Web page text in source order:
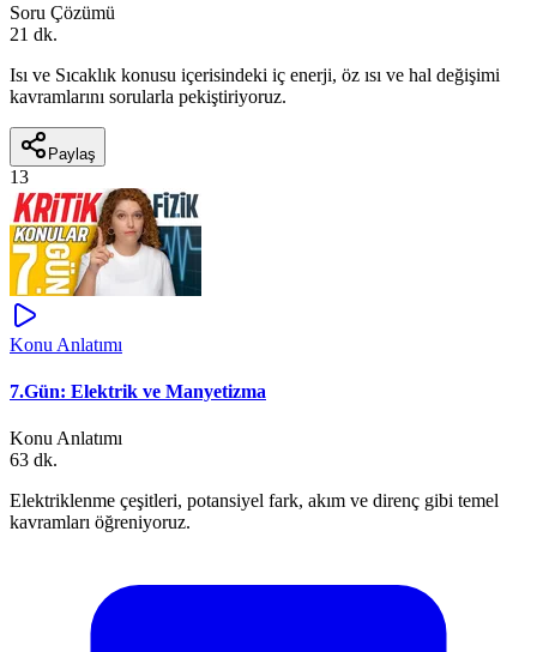
Soru Çözümü
21 dk.
Isı ve Sıcaklık konusu içerisindeki iç enerji, öz ısı ve hal değişimi
kavramlarını sorularla pekiştiriyoruz.
Paylaş
13
Konu Anlatımı
7.Gün: Elektrik ve Manyetizma
Konu Anlatımı
63 dk.
Elektriklenme çeşitleri, potansiyel fark, akım ve direnç gibi temel
kavramları öğreniyoruz.